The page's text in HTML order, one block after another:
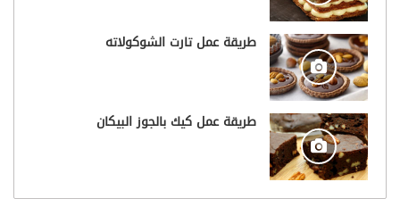
طريقة عمل تارت الشوكولاته
طريقة عمل كيك بالجوز البيكان